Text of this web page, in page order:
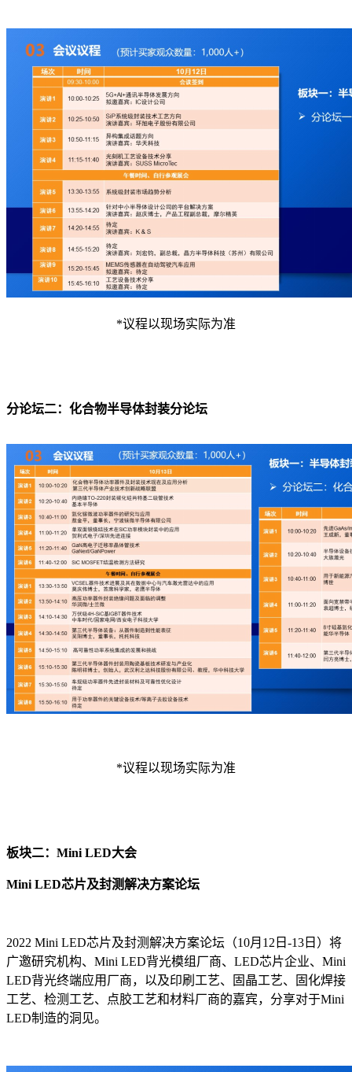
*议程以现场实际为准
分论坛二：化合物半导体封装分论坛
*议程以现场实际为准
板块二：Mini LED大会
Mini LED芯片及封测解决方案论坛
2022 Mini LED芯片及封测解决方案论坛（10月12日-13日）将
广邀研究机构、Mini LED背光模组厂商、LED芯片企业、Mini
LED背光终端应用厂商，以及印刷工艺、固晶工艺、固化焊接
工艺、检测工艺、点胶工艺和材料厂商的嘉宾，分享对于Mini
LED制造的洞见。